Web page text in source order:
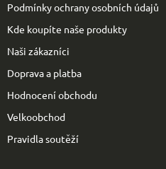
Podmínky ochrany osobních údajů
Kde koupíte naše produkty
Naši zákazníci
Doprava a platba
Hodnocení obchodu
Velkoobchod
Pravidla soutěží